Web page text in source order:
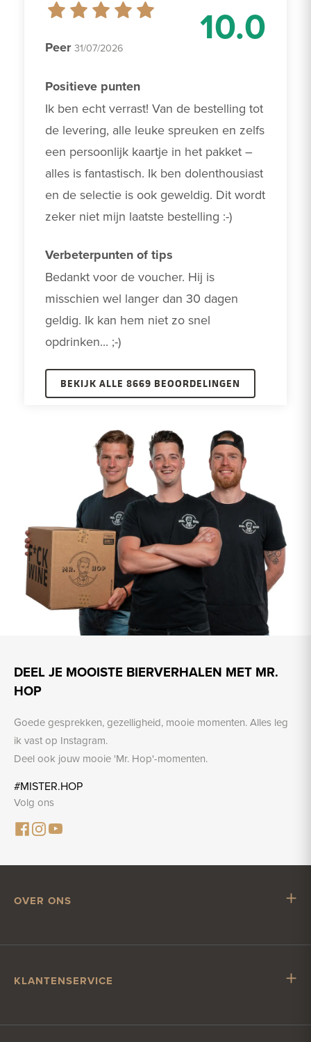
10.0
Peer 31/07/2026
Positieve punten
Ik ben echt verrast! Van de bestelling tot
de levering, alle leuke spreuken en zelfs
een persoonlijk kaartje in het pakket –
alles is fantastisch. Ik ben dolenthousiast
en de selectie is ook geweldig. Dit wordt
zeker niet mijn laatste bestelling :-)
Verbeterpunten of tips
Bedankt voor de voucher. Hij is
misschien wel langer dan 30 dagen
geldig. Ik kan hem niet zo snel
opdrinken... ;-)
BEKIJK ALLE 8669 BEOORDELINGEN
DEEL JE MOOISTE BIERVERHALEN MET MR.
HOP
Goede gesprekken, gezelligheid, mooie momenten. Alles leg
ik vast op Instagram.
Deel ook jouw mooie 'Mr. Hop'-momenten.
#MISTER.HOP
Volg ons
OVER ONS
Vacatures
KLANTENSERVICE